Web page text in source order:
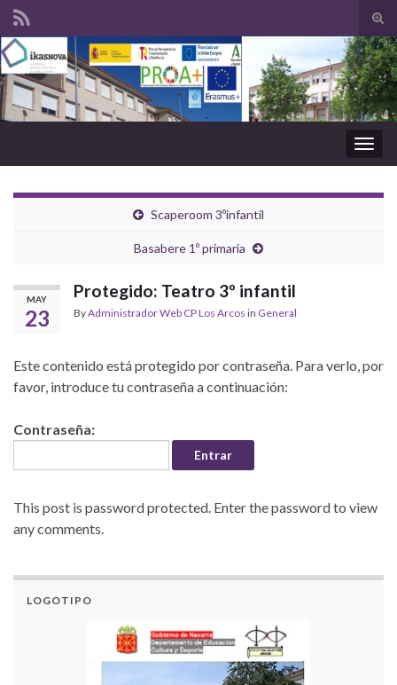
Search for:
Scaperoom 3ºinfantil
Basabere 1º primaria
MAY
23
Protegido: Teatro 3º infantil
ByAdministrador Web CP Los Arcos in General
Este contenido está protegido por contraseña. Para verlo, por
favor, introduce tu contraseña a continuación:
Contraseña:
This post is password protected. Enter the password to view
any comments.
LOGOTIPO